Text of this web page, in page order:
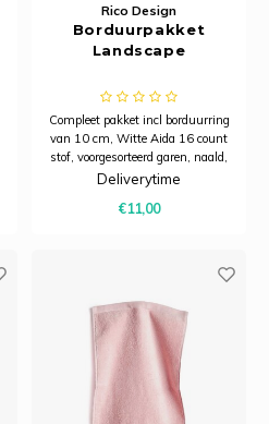
Rico Design
Borduurpakket
Landscape
Compleet pakket incl borduurring
van 10 cm, Witte Aida 16 count
stof, voorgesorteerd garen, naald,
patroon en instructies.
Deliverytime
€11,00